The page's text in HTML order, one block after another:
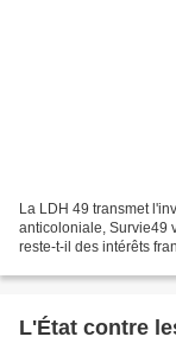
La LDH 49 transmet
anticoloniale, Survie49
reste-t-il des intérêts
L'État contre